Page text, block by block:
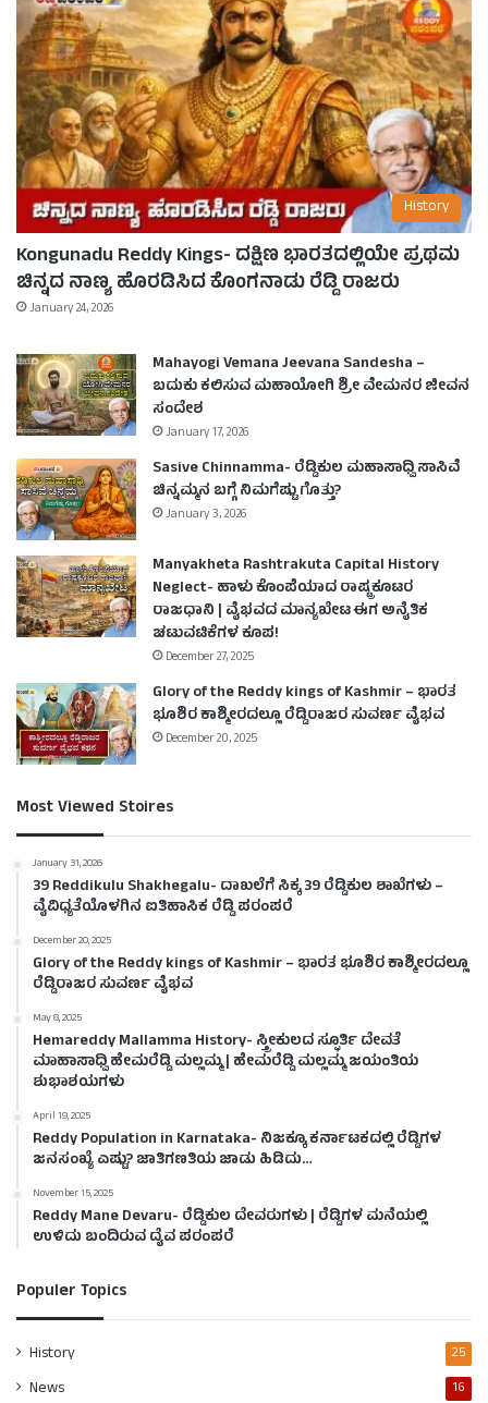
History
Kongunadu Reddy Kings- ದಕ್ಷಿಣ ಭಾರತದಲ್ಲಿಯೇ ಪ್ರಥಮ
ಚಿನ್ನದ ನಾಣ್ಯ ಹೊರಡಿಸಿದ ಕೊಂಗನಾಡು ರೆಡ್ಡಿ ರಾಜರು
January 24, 2026
Mahayogi Vemana Jeevana Sandesha –
ಬದುಕು ಕಲಿಸುವ ಮಹಾಯೋಗಿ ಶ್ರೀ ವೇಮನರ ಜೀವನ
ಸಂದೇಶ
January 17, 2026
Sasive Chinnamma- ರೆಡ್ಡಿಕುಲ ಮಹಾಸಾಧ್ವಿ ಸಾಸಿವೆ
ಚಿನ್ನಮ್ಮನ ಬಗ್ಗೆ ನಿಮಗೆಷ್ಟು ಗೊತ್ತು?
January 3, 2026
Manyakheta Rashtrakuta Capital History
Neglect- ಹಾಳು ಕೊಂಪೆಯಾದ ರಾಷ್ಟ್ರಕೂಟರ
ರಾಜಧಾನಿ | ವೈಭವದ ಮಾನ್ಯಖೇಟ ಈಗ ಅನೈತಿಕ
ಚಟುವಟಿಕೆಗಳ ಕೂಪ!
December 27, 2025
Glory of the Reddy kings of Kashmir – ಭಾರತ
ಭೂಶಿರ ಕಾಶ್ಮೀರದಲ್ಲೂ ರೆಡ್ಡಿರಾಜರ ಸುವರ್ಣ ವೈಭವ
December 20, 2025
Most Viewed Stoires
January 31, 2026
39 Reddikulu Shakhegalu- ದಾಖಲೆಗೆ ಸಿಕ್ಕ 39 ರೆಡ್ಡಿಕುಲ ಶಾಖೆಗಳು –
ವೈವಿಧ್ಯತೆಯೊಳಗಿನ ಐತಿಹಾಸಿಕ ರೆಡ್ಡಿ ಪರಂಪರೆ
December 20, 2025
Glory of the Reddy kings of Kashmir – ಭಾರತ ಭೂಶಿರ ಕಾಶ್ಮೀರದಲ್ಲೂ
ರೆಡ್ಡಿರಾಜರ ಸುವರ್ಣ ವೈಭವ
May 8, 2025
Hemareddy Mallamma History- ಸ್ತ್ರೀಕುಲದ ಸ್ಫೂರ್ತಿ ದೇವತೆ
ಮಾಹಾಸಾಧ್ವಿ ಹೇಮರೆಡ್ಡಿ ಮಲ್ಲಮ್ಮ | ಹೇಮರೆಡ್ಡಿ ಮಲ್ಲಮ್ಮ ಜಯಂತಿಯ
ಶುಭಾಶಯಗಳು
April 19, 2025
Reddy Population in Karnataka- ನಿಜಕ್ಕೂ ಕರ್ನಾಟಕದಲ್ಲಿ ರೆಡ್ಡಿಗಳ
ಜನಸಂಖ್ಯೆ ಎಷ್ಟು? ಜಾತಿಗಣತಿಯ ಜಾಡು ಹಿಡಿದು…
November 15, 2025
Reddy Mane Devaru- ರೆಡ್ಡಿಕುಲ ದೇವರುಗಳು | ರೆಡ್ಡಿಗಳ ಮನೆಯಲ್ಲಿ
ಉಳಿದು ಬಂದಿರುವ ದೈವ ಪರಂಪರೆ
Populer Topics
History 25
News 16